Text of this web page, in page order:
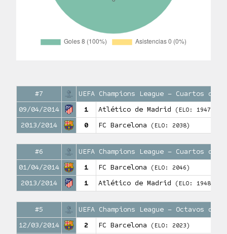
#7
UEFA Champions League – Cuartos
09/04/2014
1 Atlético de Madrid (ELO: 1947)
2013/2014 0 FC Barcelona (ELO: 2038)
#6
UEFA Champions League – Cuartos
01/04/2014
1 FC Barcelona (ELO: 2046)
2013/2014 1 Atlético de Madrid (ELO: 1948)
#5
UEFA Champions League – Octavos
12/03/2014
2 FC Barcelona (ELO: 2023)